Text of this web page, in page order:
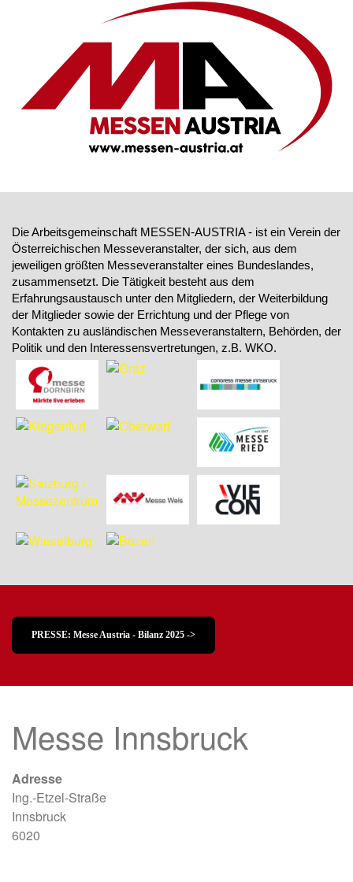
Die Arbeitsgemeinschaft MESSEN-AUSTRIA - ist ein Verein der
Österreichischen Messeveranstalter, der sich, aus dem
jeweiligen größten Messeveranstalter eines Bundeslandes,
zusammensetzt. Die Tätigkeit besteht aus dem
Erfahrungsaustausch unter den Mitgliedern, der Weiterbildung
der Mitglieder sowie der Errichtung und der Pflege von
Kontakten zu ausländischen Messeveranstaltern, Behörden, der
Politik und den Interessensvertretungen, z.B. WKO.
PRESSE: Messe Austria - Bilanz 2025 ->
Messe Innsbruck
Adresse
Ing.-Etzel-Straße
Innsbruck
6020